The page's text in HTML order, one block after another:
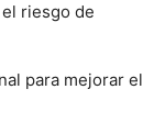
riesgo de
para mejorar el